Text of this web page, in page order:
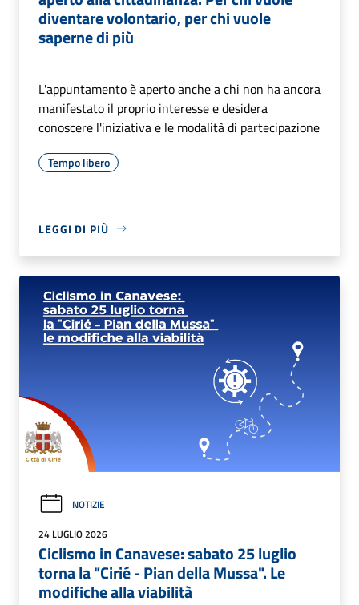
diventare volontario, per chi vuole
saperne di più
L'appuntamento è aperto anche a chi non ha ancora
manifestato il proprio interesse e desidera
conoscere l'iniziativa e le modalità di partecipazione
Tempo libero
LEGGI DI PIÙ
NOTIZIE
24 LUGLIO 2026
Ciclismo in Canavese: sabato 25 luglio
torna la "Cirié - Pian della Mussa". Le
modifiche alla viabilità